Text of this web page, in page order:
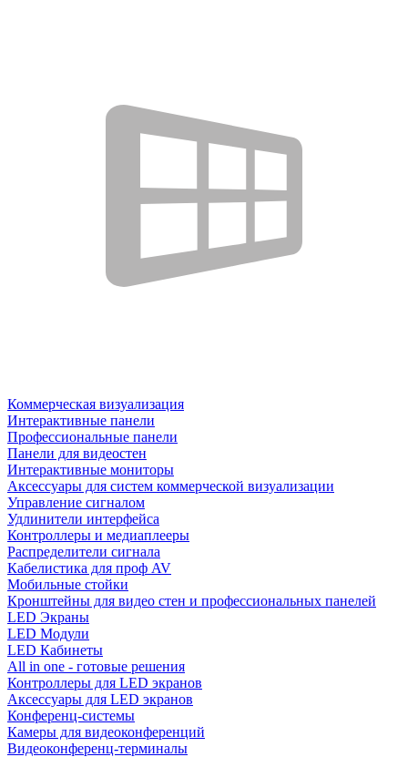
Коммерческая визуализация
Интерактивные панели
Профессиональные панели
Панели для видеостен
Интерактивные мониторы
Аксессуары для систем коммерческой визуализации
Управление сигналом
Удлинители интерфейса
Контроллеры и медиаплееры
Распределители сигнала
Кабелистика для проф AV
Мобильные стойки
Кронштейны для видео стен и профессиональных панелей
LED Экраны
LED Модули
LED Кабинеты
All in one - готовые решения
Контроллеры для LED экранов
Аксессуары для LED экранов
Конференц-системы
Камеры для видеоконференций
Видеоконференц-терминалы